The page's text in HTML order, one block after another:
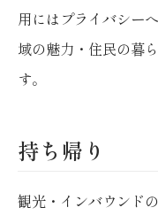
用にはプライバシー
域の魅力・住民の暮
す。
持ち帰り
観光・インバウンド